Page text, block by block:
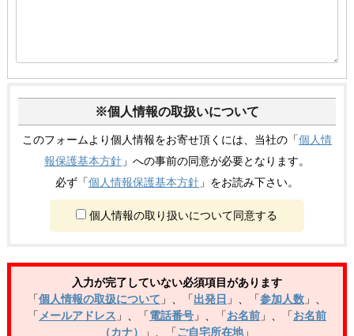
※個人情報の取扱いについて
このフォームより個人情報をお寄せ頂くには、当社の「個人情
報保護基本方針 」への事前の同意が必要となります。
必ず「個人情報保護基本方針 」をお読み下さい。
個人情報の取り扱いについて同意する
入力が完了していない必須項目があります
「個人情報の取扱について 」 「出発日 」 「参加人数 」
「 メールアドレス 」 「電話番号 」 「お名前 」 「お名前
（カナ）
」 「ご自宅所在地」